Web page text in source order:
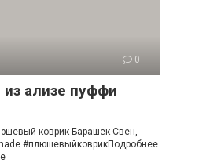
0
ализе пуффи
коврик Барашек Свен,
#плюшевыйковрикПодробнее